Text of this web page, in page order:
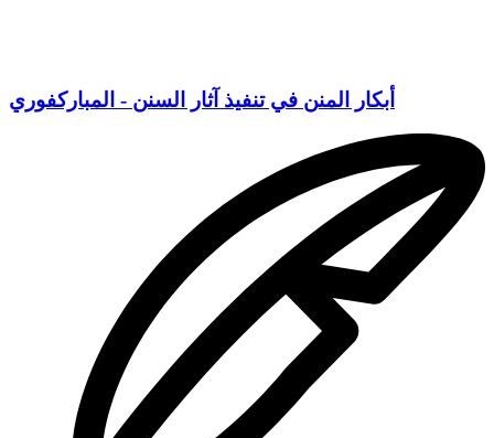
أبكار المنن في تنفيذ آثار السنن - المباركفوري